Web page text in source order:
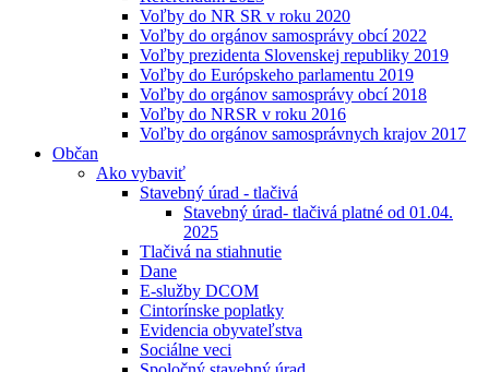
Voľby do NR SR v roku 2020
Voľby do orgánov samosprávy obcí 2022
Voľby prezidenta Slovenskej republiky 2019
Voľby do Európskeho parlamentu 2019
Voľby do orgánov samosprávy obcí 2018
Voľby do NRSR v roku 2016
Voľby do orgánov samosprávnych krajov 2017
Občan
Ako vybaviť
Stavebný úrad - tlačivá
Stavebný úrad- tlačivá platné od 01.04.
2025
Tlačivá na stiahnutie
Dane
E-služby DCOM
Cintorínske poplatky
Evidencia obyvateľstva
Sociálne veci